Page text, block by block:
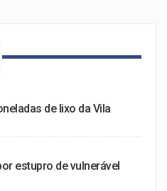
de lixo da Vila
estupro de vulnerável